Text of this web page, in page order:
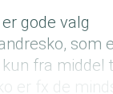
gode valg
som
fra middel